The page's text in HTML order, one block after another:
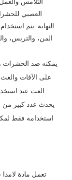
العصبي
النهاية. يتم
المن، والتربس،
يمكنه صد الحشرات
على الآفات والعث
العث عند
يحدث عدد كبير من
استخدامه فقط
تعمل مادة